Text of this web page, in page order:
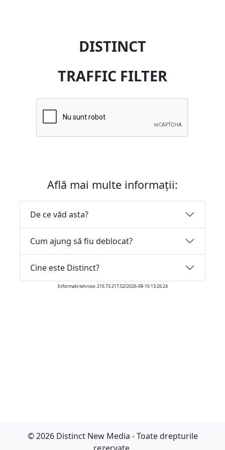
DISTINCT
TRAFFIC FILTER
Află mai multe informații:
De ce văd asta?
Cum ajung să fiu deblocat?
Cine este Distinct?
Informatii tehnice: 216.73.217.52/2026-08-10 13:26:24
© 2026 Distinct New Media - Toate drepturile